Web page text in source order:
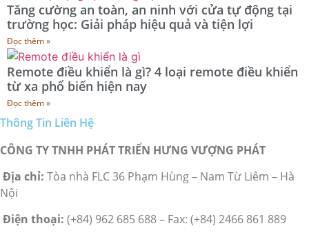
Tăng cường an toàn, an ninh với cửa tự động tại
trường học: Giải pháp hiệu quả và tiện lợi
Đọc thêm »
Remote điều khiển là gì? 4 loại remote điều khiển
từ xa phổ biến hiện nay
Đọc thêm »
Thông Tin Liên Hệ
CÔNG TY TNHH PHÁT TRIỂN HƯNG VƯỢNG PHÁT
Địa chỉ: Tòa nhà FLC 36 Phạm Hùng – Nam Từ Liêm – Hà
Nội
Điện thoại: (+84) 962 685 688 – Fax: (+84) 2466 861 889